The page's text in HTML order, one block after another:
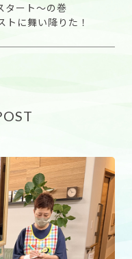
タート〜の巻
トに舞い降りた！